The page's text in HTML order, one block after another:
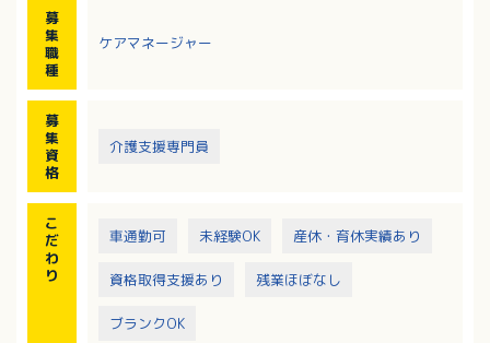
※入社後、3ヶ月間のサポート制度あり
募
集
職
種
ケアマネージャー
募
集
資
格
介護支援専門員
こ
だ
わ
り
車通勤可 未経験OK 産休・育休実績あり
資格取得支援あり 残業ほぼなし
ブランクOK